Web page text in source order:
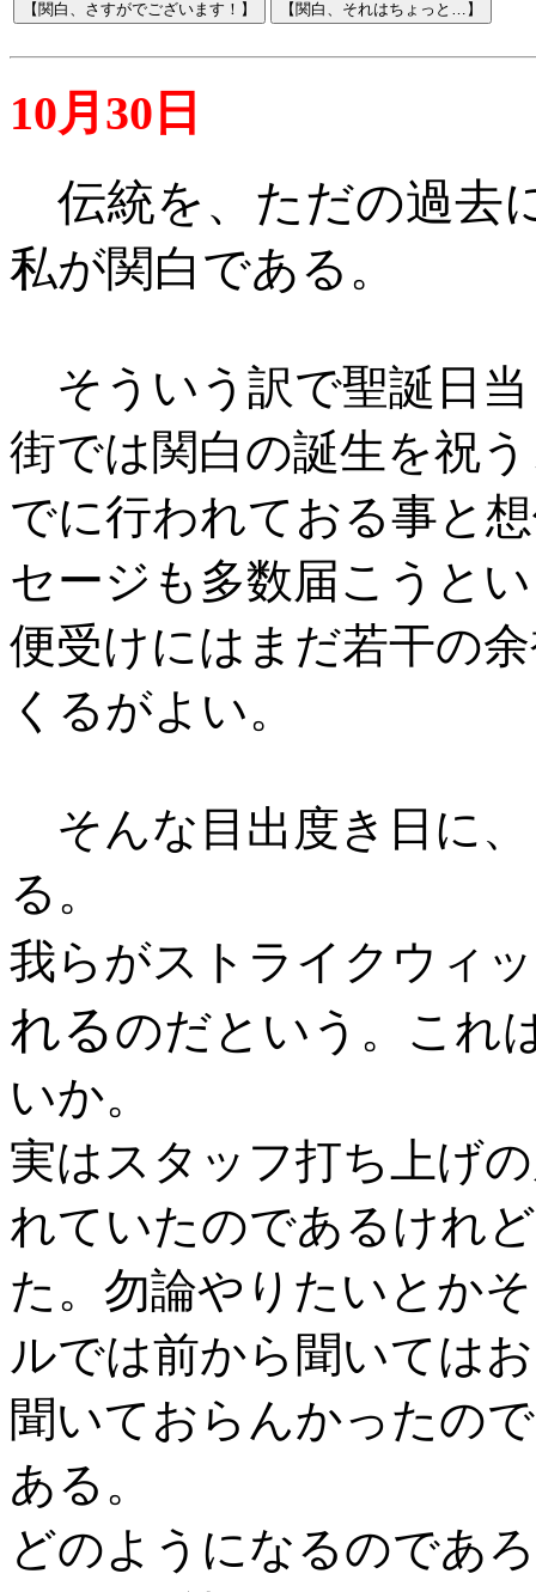
10月30日
伝統を、ただの過去
私が関白である 。
そういう訳で聖誕日
街では関白の誕生を祝
でに行われておる事と
セージも多数届こうと
便受けにはまだ若干の
くるがよい。
そんな目出度き日に
る。
我らがストライクウィ
れるのだという 。これ
いか。
実はスタッフ打ち上げ
れていたのであるけれ
た。勿論やりたいとか
ルでは前から聞いては
聞いておらんかったの
ある。
どのようになるのであ